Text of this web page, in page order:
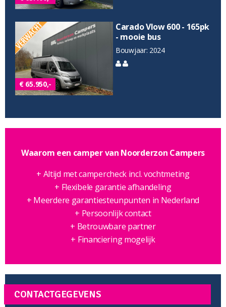
€ 65.950,-
Carado Vlow 600 - 165pk
- mooie bus
Bouwjaar: 2024
Waarom een camper van Noorderzon Campers
+ Altijd met campercheck incl. vochtmeting
+ Flexibele garantie afhandeling
+ Meerdere garantiesteunpunten in Nederland
+ Persoonlijk contact
+ Betrouwbare partner
+ Financiering mogelijk
CONTACTGEGEVENS